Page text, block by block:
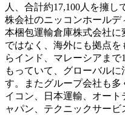
人、合計約17,100人を擁し
株会社のニッコンホールデ
本梱包運輸倉庫株式会社
ではなく、海外にも拠点
らインド、マレーシアま
もっていて、グローバル
す。またグループ会社も多
イコン、日本運輸、オー
ャパン、テクニックサー